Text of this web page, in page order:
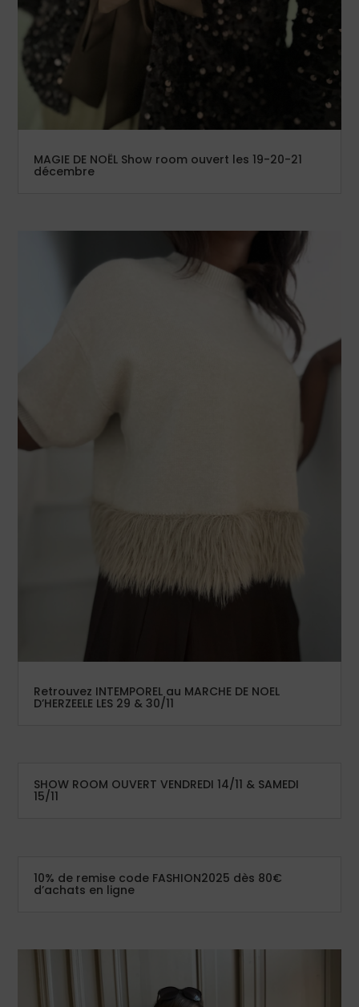
MAGIE DE NOËL Show room ouvert les 19-20-21
décembre
Retrouvez INTEMPOREL au MARCHE DE NOEL
D’HERZEELE LES 29 & 30/11
SHOW ROOM OUVERT VENDREDI 14/11 & SAMEDI
15/11
10% de remise code FASHION2025 dès 80€
d’achats en ligne